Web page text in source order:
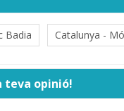
Badia Catalunya -
teva opinió!